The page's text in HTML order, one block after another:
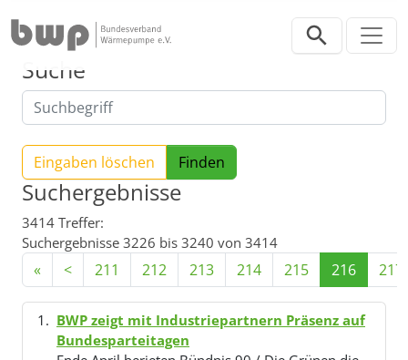
Suche
Eingaben löschen
Suchergebnisse
3414 Treffer:
Suchergebnisse 3226 bis 3240 von 3414
« < 211 212 213 214 215 216 217
BWP zeigt mit Industriepartnern Präsenz auf
Bundesparteitagen